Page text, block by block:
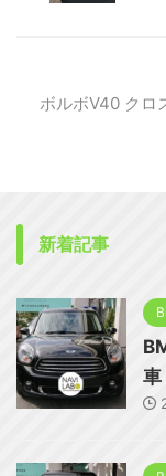
ボルボV40 クロ
新着記事
車